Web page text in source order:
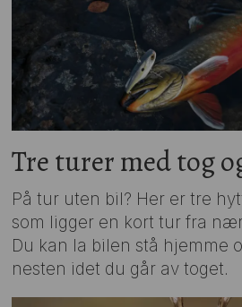
Tre turer med tog
På tur uten bil? Her er tre
som ligger en kort tur fra
Du kan la bilen stå hjemme
nesten idet du går av toget.